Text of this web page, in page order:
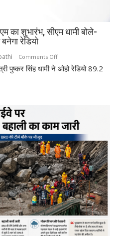
का शुभारंभ, सीएम धामी बोले-
रेडियो
Comments Offon
देहरादून
एफएम
का
शुभारंभ,
सीएम
धामी
बोले-
जनजागरूकता
का
सशक्त
माध्यम
बनेगा
पुष्कर सिंह धामी ने ओहो रेडियो 89.2